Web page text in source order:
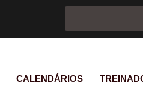
Formulário de
CALENDÁRIOS